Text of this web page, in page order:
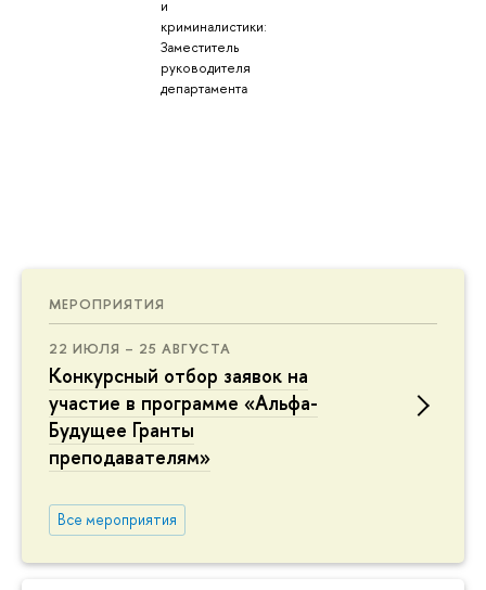
МЕРОПРИЯТИЯ
22 ИЮЛЯ – 25 АВГУСТА
Конкурсный отбор заявок на
участие в программе «Альфа-
Будущее Гранты
преподавателям»
Все мероприятия
и
криминалистики:
Заместитель
руководителя
департамента